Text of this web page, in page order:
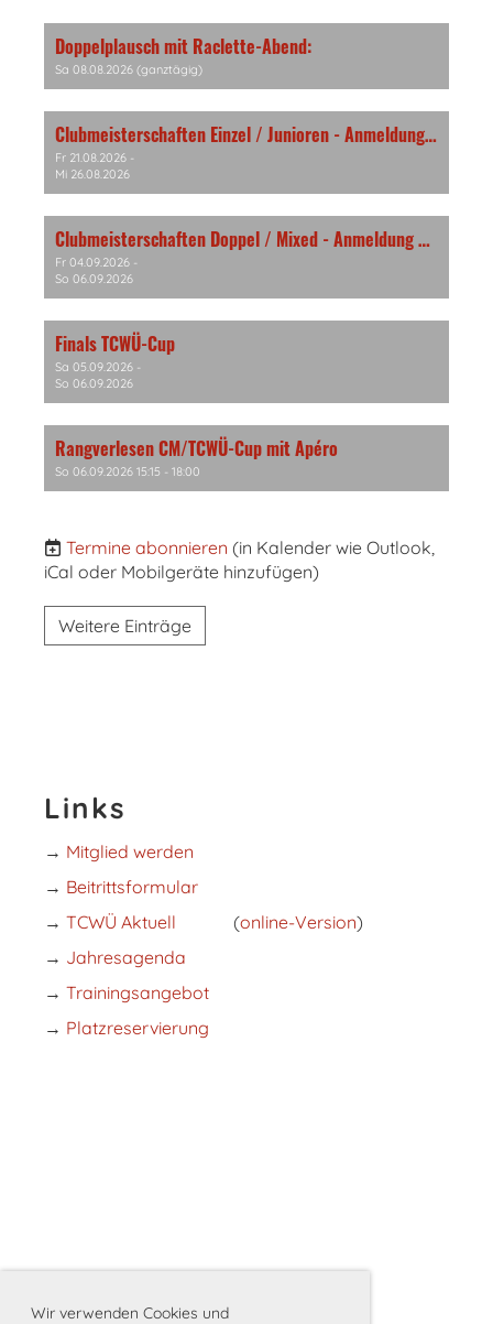
Wir verwenden Cookies und
Doppelplausch mit Raclette-Abend:
Sa 08.08.2026 (ganztägig)
Clubmeisterschaften Einzel / Junioren - Anmeldung bis 16.08.2026
Fr 21.08.2026 -
Mi 26.08.2026
Clubmeisterschaften Doppel / Mixed - Anmeldung bis 31.08.2026
Fr 04.09.2026 -
So 06.09.2026
Finals TCWÜ-Cup
Sa 05.09.2026 -
So 06.09.2026
Rangverlesen CM/TCWÜ-Cup mit Apéro
So 06.09.2026 15:15 - 18:00
Termine abonnieren (in Kalender wie Outlook,
iCal oder Mobilgeräte hinzufügen)
Weitere Einträge
Links
→ Mitglied werden
→ Beitrittsformular
→ TCWÜ Aktuell (online-Version)
→ Jahresagenda
→ Trainingsangebot
→ Platzreservierung